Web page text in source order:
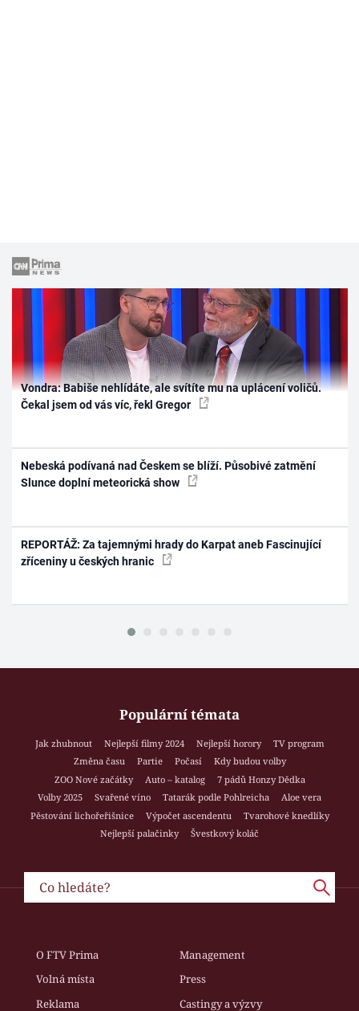
Vondra: Babiše nehlídáte, ale svítíte mu na uplácení voličů.
Čekal jsem od vás víc, řekl Gregor
Nebeská podívaná nad Českem se blíží. Působivé zatmění
Slunce doplní meteorická show
REPORTÁŽ: Za tajemnými hrady do Karpat aneb Fascinující
zříceniny u českých hranic
Populární témata
Jak zhubnout Nejlepší filmy 2024 Nejlepší horory
TV program
Změna času
Partie Počasí
Kdy budou volby
ZOO Nové začátky
Auto – katalog
7 pádů Honzy Dědka
Volby 2025
Svařené víno Tatarák podle Pohlreicha
Aloe vera
Pěstování lichořeřišnice
Výpočet ascendentu
Tvarohové knedlíky
Nejlepší palačinky
Švestkový koláč
O FTV Prima
Management
Volná místa
Press
Reklama
Castingy a výzvy